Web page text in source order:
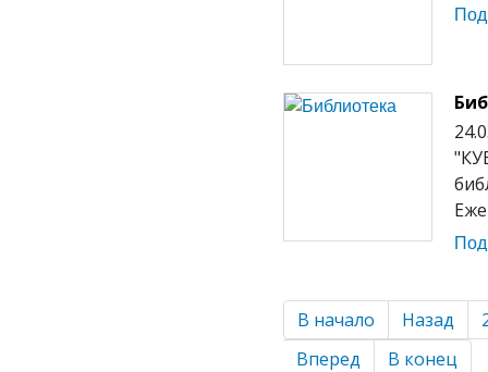
В начало Назад
Вперед
В конец